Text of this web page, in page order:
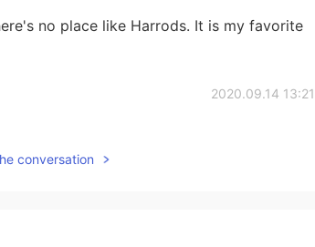
no place like Harrods. It is my favorite
2020.09.14 13:21
conversation